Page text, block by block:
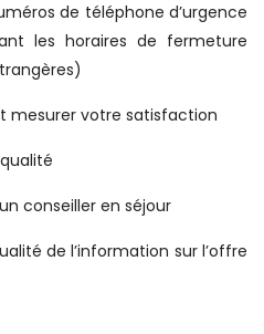
de téléphone d’urgence
les horaires de fermeture
mesurer votre satisfaction
conseiller en séjour
de l’information sur l’offre